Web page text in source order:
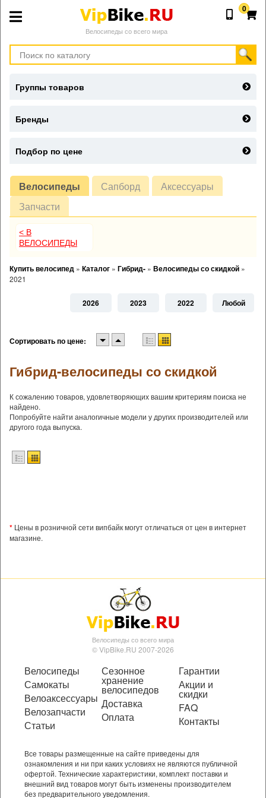
Велосипеды со всего мира
0
Велосипеды Сапборд
Аксессуары
Запчасти
< В
ВЕЛОСИПЕДЫ
Купить велосипед » Каталог » Гибрид- » Велосипеды со скидкой »
2021
2026 2023 2022 Любой
Сортировать по цене:
Гибрид-велосипеды со скидкой
К сожалению товаров, удовлетворяющих вашим критериям поиска не
найдено.
Попробуйте найти аналогичные модели у других производителей или
другого года выпуска.
* Цены в розничной сети випбайк могут отличаться от цен в интернет
магазине.
Группы товаров
Бренды
Подбор по цене
Велосипеды со всего мира
© VipBike.RU 2007-2026
Велосипеды
Самокаты
Велоаксессуары
Велозапчасти
Статьи
Сезонное
хранение
велосипедов
Доставка
Оплата
Гарантии
Акции и
скидки
FAQ
Контакты
Все товары размещенные на сайте приведены для
ознакомления и ни при каких условиях не являются публичной
офертой. Технические характеристики, комплект поставки и
внешний вид товаров могут быть изменены производителем
без предварительного уведомления.